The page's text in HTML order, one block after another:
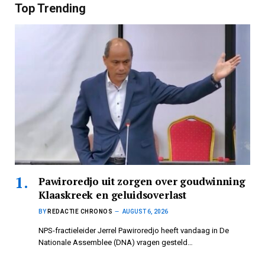
Top Trending
Pawiroredjo uit zorgen over goudwinning
Klaaskreek en geluidsoverlast
BY REDACTIE CHRONOS AUGUST 6, 2026
NPS-fractieleider Jerrel Pawiroredjo heeft vandaag in De
Nationale Assemblee (DNA) vragen gesteld…